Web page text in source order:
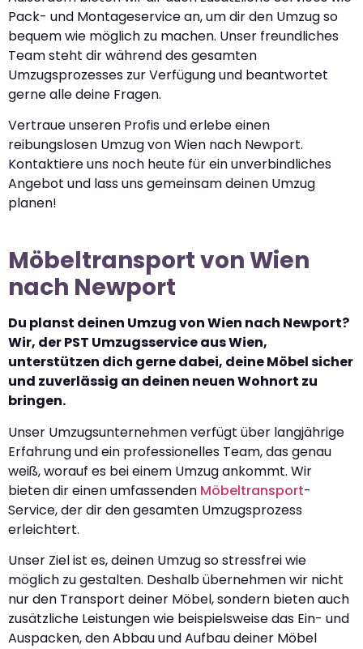
Pack- und Montageservice an, um dir den Umzug so
bequem wie möglich zu machen. Unser freundliches
Team steht dir während des gesamten
Umzugsprozesses zur Verfügung und beantwortet
gerne alle deine Fragen.
Vertraue unseren Profis und erlebe einen
reibungslosen Umzug von Wien nach Newport.
Kontaktiere uns noch heute für ein unverbindliches
Angebot und lass uns gemeinsam deinen Umzug
planen!
Möbeltransport von Wien
nach Newport
Du planst deinen Umzug von Wien nach Newport?
Wir, der PST Umzugsservice aus Wien,
unterstützen dich gerne dabei, deine Möbel sicher
und zuverlässig an deinen neuen Wohnort zu
bringen.
Unser Umzugsunternehmen verfügt über langjährige
Erfahrung und ein professionelles Team, das genau
weiß, worauf es bei einem Umzug ankommt. Wir
bieten dir einen umfassenden Möbeltransport-
Service, der dir den gesamten Umzugsprozess
erleichtert.
Unser Ziel ist es, deinen Umzug so stressfrei wie
möglich zu gestalten. Deshalb übernehmen wir nicht
nur den Transport deiner Möbel, sondern bieten auch
zusätzliche Leistungen wie beispielsweise das Ein- und
Auspacken, den Abbau und Aufbau deiner Möbel